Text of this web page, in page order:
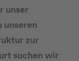
unser
zur
suchen wir